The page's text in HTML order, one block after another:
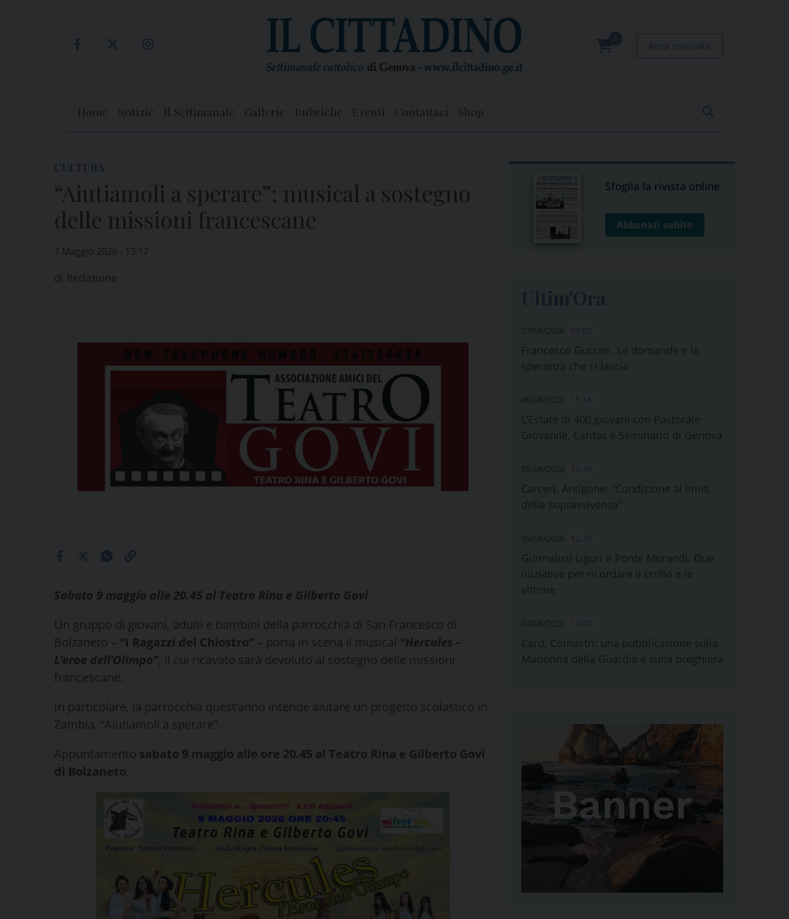
Home Notizie Il Settimanale Gallerie Rubriche Eventi Contattaci Shop
“Aiutiamoli a sperare”: musical a sostegno
delle missioni francescane
7 Maggio 2026 - 13:17
di Redazione
Sabato 9 maggio alle 20.45 al Teatro Rina e Gilberto Govi
Un gruppo di giovani, adulti e bambini della parrocchia di San Francesco di
Bolzaneto – “I Ragazzi del Chiostro” – porta in scena il musical “Hercules –
L’eroe dell’Olimpo”, il cui ricavato sarà devoluto al sostegno delle missioni
francescane.
In particolare, la parrocchia quest’anno intende aiutare un progetto scolastico in
Zambia, “Aiutiamoli a sperare”.
Appuntamento sabato 9 maggio alle ore 20.45 al Teatro Rina e Gilberto Govi
di Bolzaneto.
Sfoglia la rivista online
Abbonati subito
07/08/2026
Francesco Guccini. Le domande e la
speranza che ci lascia
06/08/2026
L’Estate di 400 giovani con Pastorale
Giovanile, Caritas e Seminario di Genova
05/08/2026
Carceri. Antigone: “Condizione ai limiti
della sopravvivenza”
05/08/2026
Giornalisti Liguri e Ponte Morandi. Due
iniziative per ricordare il crollo e le
vittime
04/08/2026
Card. Comastri: una pubblicazione sulla
Madonna della Guardia e sulla preghiera